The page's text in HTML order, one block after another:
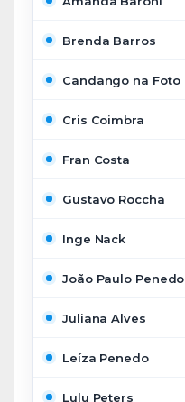
Brenda Barros
Candango na Foto
Cris Coimbra
Fran Costa
Gustavo Roccha
Inge Nack
João Paulo Penedo
Juliana Alves
Leíza Penedo
Lulu Peters